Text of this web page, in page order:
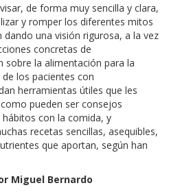
de forma muy sencilla y clara,
y romper los diferentes mitos
una visión rigurosa, a la vez
concretas de
la alimentación para la
los pacientes con
herramientas útiles que les
pueden ser consejos
con la comida, y
recetas sencillas, asequibles,
que aportan, según han
Miguel Bernardo